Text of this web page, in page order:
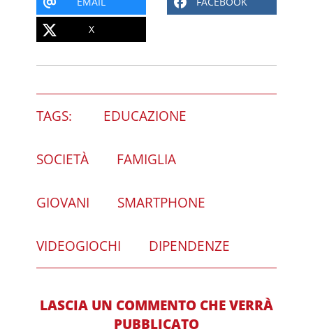
X
TAGS: EDUCAZIONE
SOCIETÀ FAMIGLIA
GIOVANI SMARTPHONE
VIDEOGIOCHI DIPENDENZE
LASCIA UN COMMENTO CHE VERRÀ
PUBBLICATO